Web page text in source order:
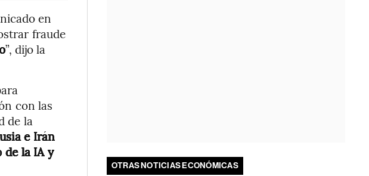
en
fraude
”, dijo la
con las
de la
e Irán
de la IA y
OTRAS NOTICIAS ECONÓMICAS